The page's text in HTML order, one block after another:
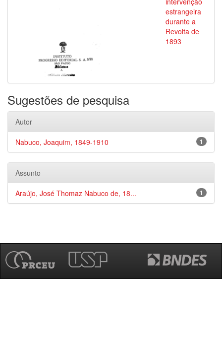
estrangeira
durante a
Revolta de
1893
Sugestões de pesquisa
Autor
1
Nabuco, Joaquim, 1849-1910
Assunto
1
Araújo, José Thomaz Nabuco de, 18...